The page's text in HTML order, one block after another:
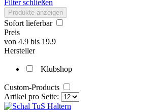
Filter schließen
Produkte anzeigen
Sofort lieferbar
Preis
von 4.9 bis 19.9
Hersteller
Klubshop
Custom-Products
Artikel pro Seite: